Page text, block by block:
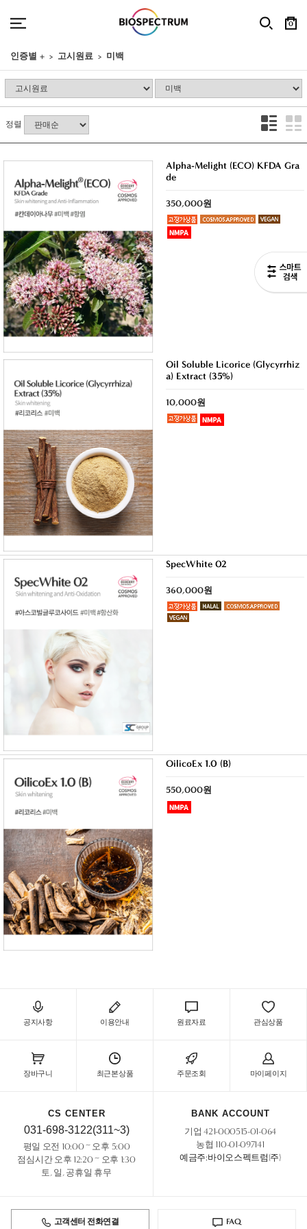
0
인증별 + 고시원료 미백
정렬
Alpha-Melight (ECO) KFDA Gra
de
350,000원
Oil Soluble Licorice (Glycyrrhiz
a) Extract (35%)
10,000원
SpecWhite 02
360,000원
OilicoEx 1.0 (B)
550,000원
공지사항 이용안내 원료자료 관심상품
장바구니 최근본상품 주문조회 마이페이지
CS CENTER
031-698-3122(311~3)
평일 오전 10:00 ~ 오후 5:00
점심시간 오후 12:20 ~ 오후 1:30
토, 일, 공휴일 휴무
BANK ACCOUNT
기업 421-000515-01-064
농협 110-01-097141
예금주:바이오스펙트럼(주)
고객센터 전화연결 FAQ